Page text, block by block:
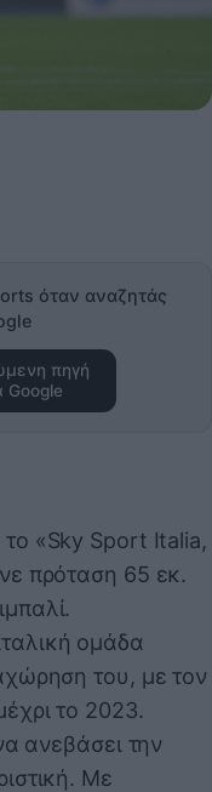
όταν αναζητάς
πηγή
Google
«Sky Sport Italia,
πρόταση 65 εκ.
ομάδα
του, με τον
το 2023.
ανεβάσει την
Με